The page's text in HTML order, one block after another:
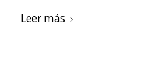
Leer más